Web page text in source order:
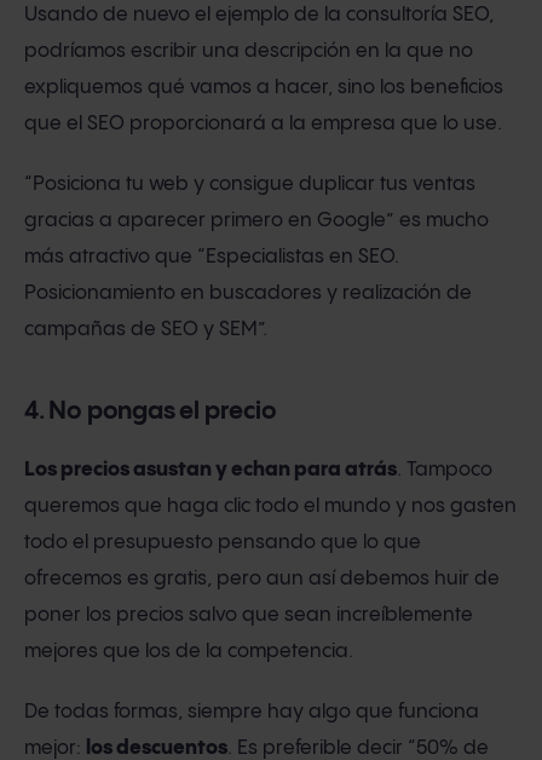
Usando de nuevo el ejemplo de la consultoría SEO,
podríamos escribir una descripción en la que no
expliquemos qué vamos a hacer, sino los beneficios
que el SEO proporcionará a la empresa que lo use.
“Posiciona tu web y consigue duplicar tus ventas
gracias a aparecer primero en Google” es mucho
más atractivo que “Especialistas en SEO.
Posicionamiento en buscadores y realización de
campañas de SEO y SEM”.
4. No pongas el precio
Los precios asustan y echan para atrás. Tampoco
queremos que haga clic todo el mundo y nos gasten
todo el presupuesto pensando que lo que
ofrecemos es gratis, pero aun así debemos huir de
poner los precios salvo que sean increíblemente
mejores que los de la competencia.
De todas formas, siempre hay algo que funciona
mejor: los descuentos. Es preferible decir “50% de